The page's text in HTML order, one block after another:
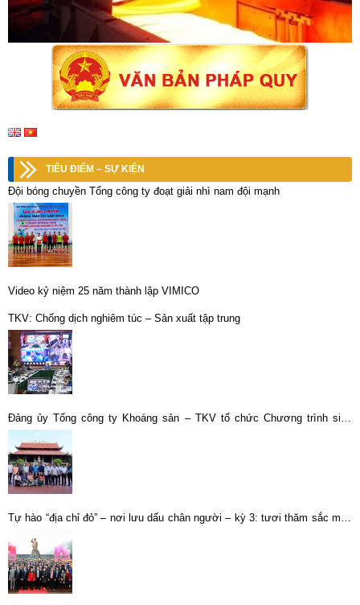
TIÊU ĐIỂM – SỰ KIỆN
Đội bóng chuyền Tổng công ty đoạt giải nhì nam đội mạnh
Video kỷ niệm 25 năm thành lập VIMICO
TKV: Chống dịch nghiêm túc – Sản xuất tập trung
Đảng ủy Tổng công ty Khoáng sản – TKV tổ chức Chương trình sinh
hoạt chính trị “Về nguồn năm 2026” tại Phú Quốc
Tự hào “địa chỉ đỏ” – nơi lưu dấu chân người – kỳ 3: tươi thăm sắc màu